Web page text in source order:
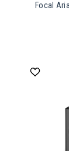
Focal